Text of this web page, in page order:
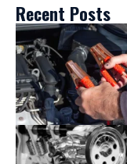
Recent Posts